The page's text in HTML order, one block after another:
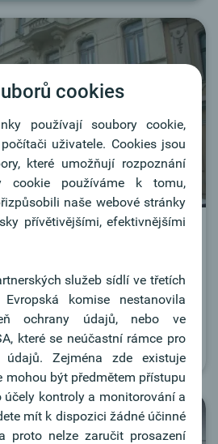
cookies
používají soubory cookie,
uživatele. Cookies jsou
které umožňují rozpoznání
cookie používáme k tomu,
naše webové stránky
přívětivějšími, efektivnějšími
služeb sídlí ve třetích
komise nestanovila
ochrany údajů, nebo ve
které se neúčastní rámce pro
údajů. Zejména zde existuje
mohou být předmětem přístupu
kontroly a monitorování a
mít k dispozici žádné účinné
proto nelze zaručit prosazení